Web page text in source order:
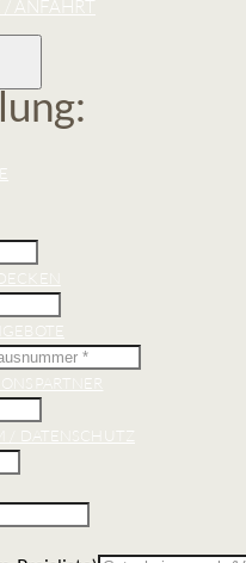
/ ANFAHRT
/ DATENSCHUTZ